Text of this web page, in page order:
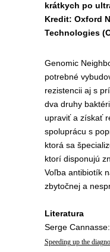
krátkych po
Kredit: Oxford
Technologies
Genomic
potrebné
rezistencii aj s
dva druhy
upraviť a získať
spoluprácu s
ktorá sa
ktorí disponujú
Voľba antibiotík
zbytočnej a
Literatura
Serge Cannasse:
Speeding up the